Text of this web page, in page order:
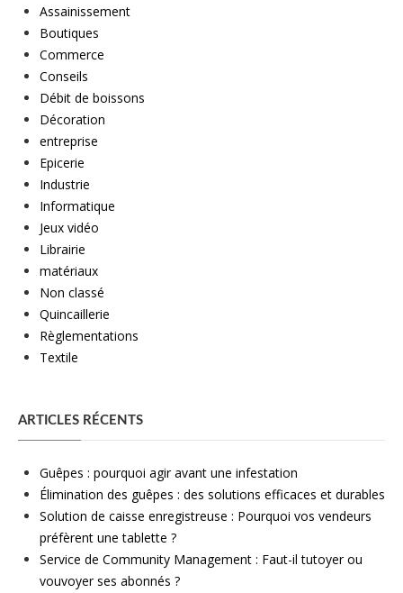
Assainissement
Boutiques
Commerce
Conseils
Débit de boissons
Décoration
entreprise
Epicerie
Industrie
Informatique
Jeux vidéo
Librairie
matériaux
Non classé
Quincaillerie
Règlementations
Textile
ARTICLES RÉCENTS
Guêpes : pourquoi agir avant une infestation
Élimination des guêpes : des solutions efficaces et durables
Solution de caisse enregistreuse : Pourquoi vos vendeurs
préfèrent une tablette ?
Service de Community Management : Faut-il tutoyer ou
vouvoyer ses abonnés ?